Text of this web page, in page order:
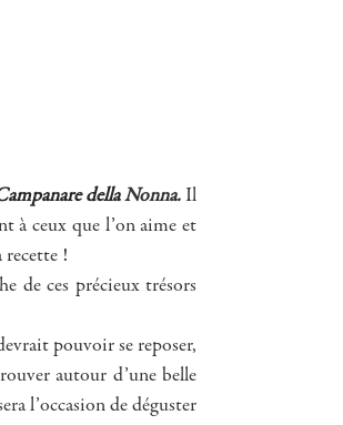
dellaNonna.Il
à ceux que l’on aime et
recette !
de ces précieux trésors
pouvoir se reposer,
autour d’une belle
l’occasion de déguster